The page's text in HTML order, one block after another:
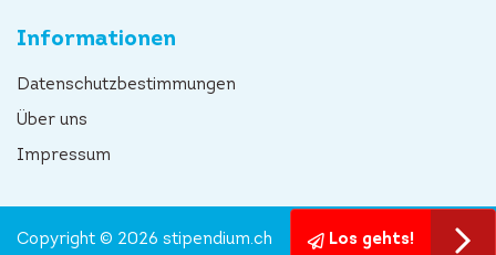
Informationen
Datenschutzbestimmungen
Über uns
Impressum
Los gehts!
Copyright © 2026 stipendium.ch